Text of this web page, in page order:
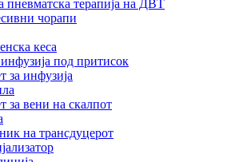
пневматска терапија на ДВТ
чорапи
кеса
инфузија под притисок
за инфузија
за вени на скалпот
на трансдуцерот